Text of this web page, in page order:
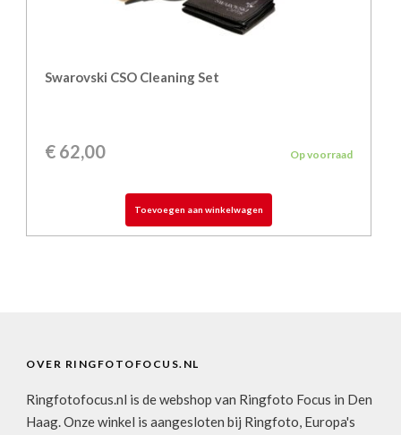
Swarovski CSO Cleaning Set
€ 62,00 Op voorraad
Toevoegen aan winkelwagen
OVER RINGFOTOFOCUS.NL
Ringfotofocus.nl is de webshop van Ringfoto Focus in Den
Haag. Onze winkel is aangesloten bij Ringfoto, Europa's